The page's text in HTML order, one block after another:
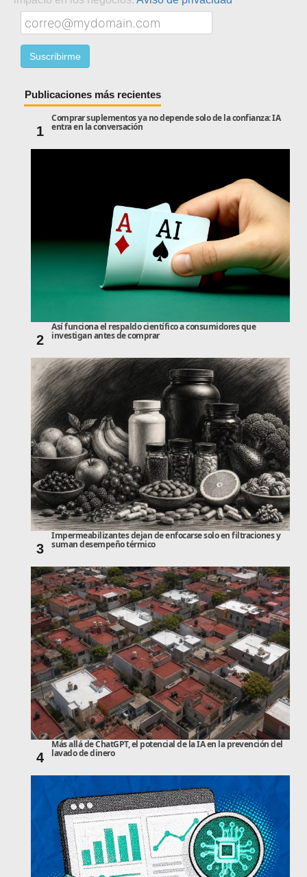
Publicaciones más recientes
1
Comprar suplementos ya no depende solo de la confianza: IA
entra en la conversación
2
Así funciona el respaldo científico a consumidores que
investigan antes de comprar
3
Impermeabilizantes dejan de enfocarse solo en filtraciones y
suman desempeño térmico
4
Más allá de ChatGPT, el potencial de la IA en la prevención del
lavado de dinero